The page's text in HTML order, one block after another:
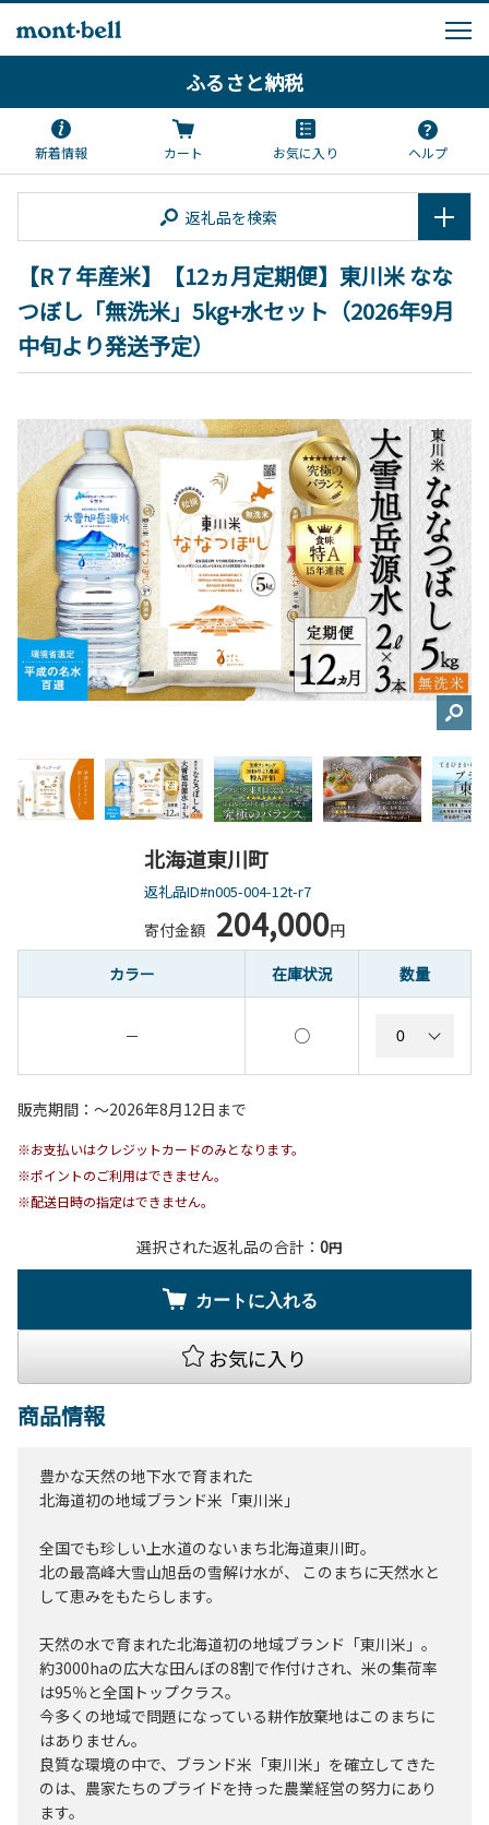
ふるさと納税
新着情報 カート お気に入り ヘルプ
返礼品を検索
【R７年産米】【12ヵ月定期便】東川米 なな
つぼし「無洗米」5kg+水セット（2026年9月
中旬より発送予定）
北海道東川町
返礼品ID#n005-004-12t-r7
寄付金額 204,000円
カラー
在庫状況 数量
－ ○
販売期間：〜2026年8月12日まで
※お支払いはクレジットカードのみとなります。
※ポイントのご利用はできません。
※配送日時の指定はできません。
選択された返礼品の合計： 0円
カートに入れる
お気に入り
商品情報
豊かな天然の地下水で育まれた
北海道初の地域ブランド米「東川米」
全国でも珍しい上水道のないまち北海道東川町。
北の最高峰大雪山旭岳の雪解け水が、 このまちに天然水と
して恵みをもたらします。
天然の水で育まれた北海道初の地域ブランド「東川米」。
約3000haの広大な田んぼの8割で作付けされ、米の集荷率
は95％と全国トップクラス。
今多くの地域で問題になっている耕作放棄地はこのまちに
はありません。
良質な環境の中で、ブランド米「東川米」を確立してきた
のは、農家たちのプライドを持った農業経営の努力にあり
ます。